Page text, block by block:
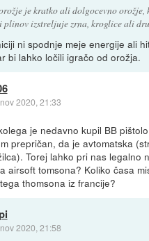
je kratko ali dolgocevno orožje,
plinov izstreljuje zrna, kroglice ali
ni spodnje meje energije ali
bi lahko ločili igračo od orožja.
2020, 21:33
je nedavno kupil BB
prepričan, da je avtomatska
Torej lahko pri nas legalno
airsoft tomsona? Koliko časa
thomsona iz francije?
2020, 21:58